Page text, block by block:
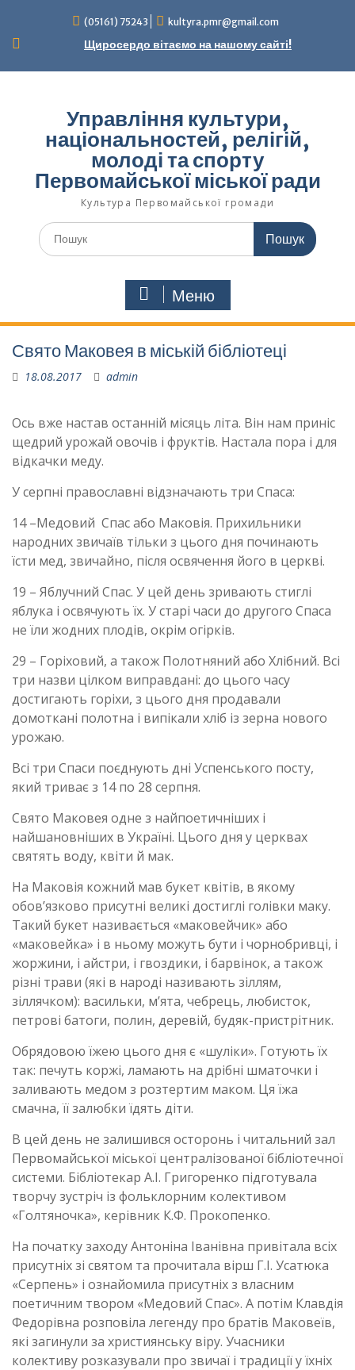
вмісту
(05161) 75243 kultyra.pmr@gmail.com
Щиросердо вітаємо на нашому сайті!
Управління культури,
національностей, релігій,
молоді та спорту
Первомайської міської ради
Культура Первомайcької громади
Шукати:
Меню
Свято Маковея в міській бібліотеці
18.08.2017 admin
Ось вже настав останній місяць літа. Він нам приніс
щедрий урожай овочів і фруктів. Настала пора і для
відкачки меду.
У серпні православні відзначають три Спаса:
14 –Медовий Спас або Маковія. Прихильники
народних звичаїв тільки з цього дня починають
їсти мед, звичайно, після освячення його в церкві.
19 – Яблучний Спас. У цей день зривають стиглі
яблука і освячують їх. У старі часи до другого Спаса
не їли жодних плодів, окрім огірків.
29 – Горіховий, а також Полотняний або Хлібний. Всі
три назви цілком виправдані: до цього часу
достигають горіхи, з цього дня продавали
домоткані полотна і випікали хліб із зерна нового
урожаю.
Всі три Спаси поєднують дні Успенського посту,
який триває з 14 по 28 серпня.
Свято Маковея одне з найпоетичніших і
найшановніших в Україні. Цього дня у церквах
святять воду, квіти й мак.
На Маковія кожний мав букет квітів, в якому
обов’язково присутні великі достиглі голівки маку.
Такий букет називається «маковейчик» або
«маковейка» і в ньому можуть бути і чорнобривці, і
жоржини, і айстри, і гвоздики, і барвінок, а також
різні трави (які в народі називають зіллям,
зіллячком): васильки, м’ята, чебрець, любисток,
петрові батоги, полин, деревій, будяк-пристрітник.
Обрядовою їжею цього дня є «шуліки». Готують їх
так: печуть коржі, ламають на дрібні шматочки і
заливають медом з розтертим маком. Ця їжа
смачна, її залюбки їдять діти.
В цей день не залишився осторонь і читальний зал
Первомайської міської централізованої бібліотечної
системи. Бібліотекар А.І. Григоренко підготувала
творчу зустріч із фольклорним колективом
«Голтяночка», керівник К.Ф. Прокопенко.
На початку заходу Антоніна Іванівна привітала всіх
присутніх зі святом та прочитала вірш Г.І. Усатюка
«Серпень» і ознайомила присутніх з власним
поетичним твором «Медовий Спас». А потім Клавдія
Федорівна розповіла легенду про братів Маковеїв,
які загинули за християнську віру. Учасники
колективу розказували про звичаї і традиції у їхніх